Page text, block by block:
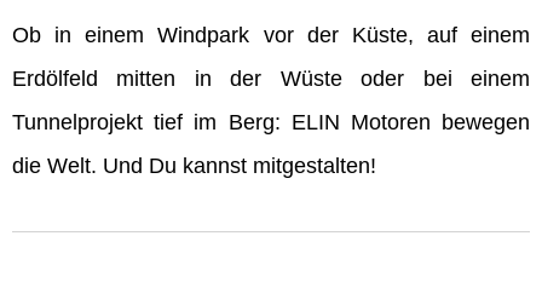
Ob in einem Windpark vor der Küste, auf einem
Erdölfeld mitten in der Wüste oder bei einem
Tunnelprojekt tief im Berg: ELIN Motoren bewegen
die Welt. Und Du kannst mitgestalten!